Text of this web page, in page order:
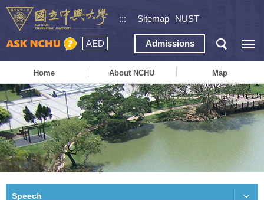
::: Sitemap NUST
AED Admissions
Home About NCHU Map
Speech